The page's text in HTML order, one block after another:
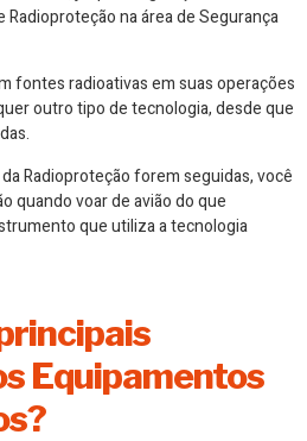
na área de Segurança
fontes radioativas em suas operações
outro tipo de tecnologia, desde que
Radioproteção forem seguidas, você
quando voar de avião do que
que utiliza a tecnologia
Equipamentos